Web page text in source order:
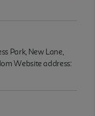
Park, New Lane,
Website address: